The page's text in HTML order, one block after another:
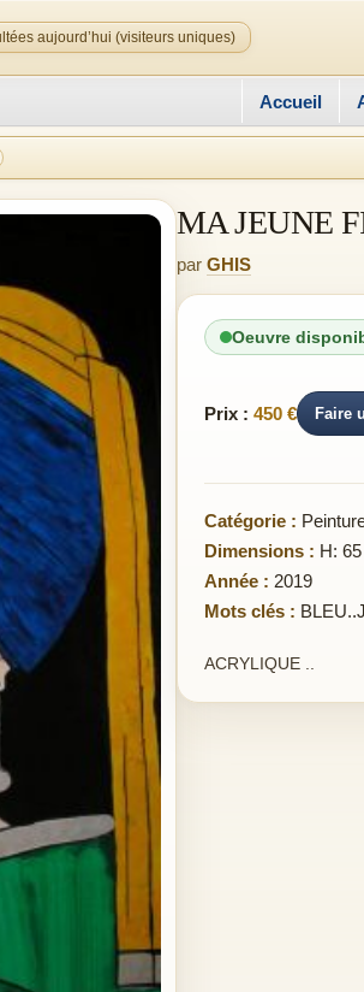
aujourd’hui (visiteurs uniques)
Accueil
MA JEUNE
par GHIS
Oeuvre
Prix : 450 € Faire
Catégorie :
Dimensions : H:
Année : 2019
Mots clés :
ACRYLIQUE ..